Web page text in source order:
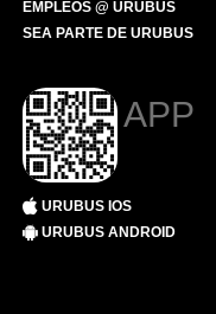
EMPLEOS @ URUBUS
SEA PARTE DE URUBUS
APP
URUBUS IOS
URUBUS ANDROID